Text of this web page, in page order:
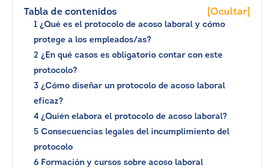
Tabla de contenidos [Ocultar]
1 ¿Qué es el protocolo de acoso laboral y cómo
protege a los empleados/as?
2 ¿En qué casos es obligatorio contar con este
protocolo?
3 ¿Cómo diseñar un protocolo de acoso laboral
eficaz?
4 ¿Quién elabora el protocolo de acoso laboral?
5 Consecuencias legales del incumplimiento del
protocolo
6 Formación y cursos sobre acoso laboral